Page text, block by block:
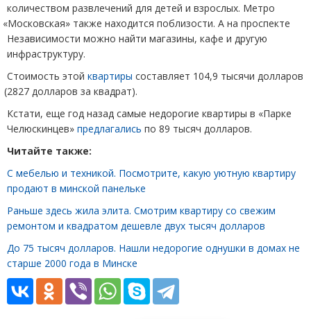
количеством развлечений для детей и взрослых. Метро
«Московская» также находится поблизости. А на проспекте
Независимости можно найти магазины, кафе и другую
инфраструктуру.
Стоимость этой квартиры составляет 104,9 тысячи долларов
(2827 долларов за квадрат).
Кстати, еще год назад самые недорогие квартиры в «Парке
Челюскинцев» предлагались по 89 тысяч долларов.
Читайте также:
С мебелью и техникой. Посмотрите, какую уютную квартиру
продают в минской панельке
Раньше здесь жила элита. Смотрим квартиру со свежим
ремонтом и квадратом дешевле двух тысяч долларов
До 75 тысяч долларов. Нашли недорогие однушки в домах не
старше 2000 года в Минске